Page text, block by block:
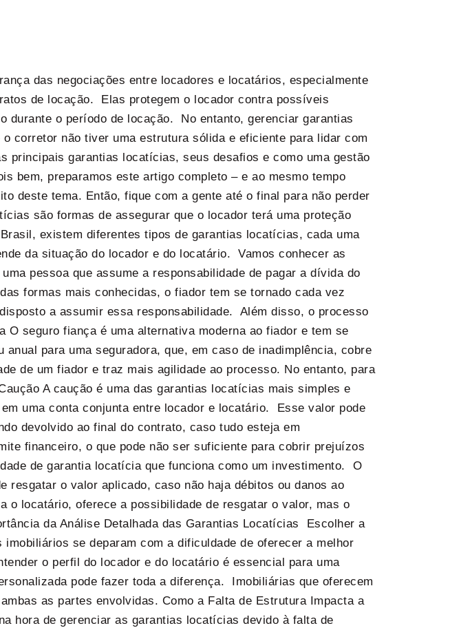
das negociações entre locadores e locatários, especialmente
de locação. Elas protegem o locador contra possíveis
durante o período de locação. No entanto, gerenciar garantias
corretor não tiver uma estrutura sólida e eficiente para lidar com
principais garantias locatícias, seus desafios e como uma gestão
bem, preparamos este artigo completo – e ao mesmo tempo
deste tema. Então, fique com a gente até o final para não perder
são formas de assegurar que o locador terá uma proteção
existem diferentes tipos de garantias locatícias, cada uma
da situação do locador e do locatário. Vamos conhecer as
pessoa que assume a responsabilidade de pagar a dívida do
formas mais conhecidas, o fiador tem se tornado cada vez
a assumir essa responsabilidade. Além disso, o processo
seguro fiança é uma alternativa moderna ao fiador e tem se
para uma seguradora, que, em caso de inadimplência, cobre
de um fiador e traz mais agilidade ao processo. No entanto, para
A caução é uma das garantias locatícias mais simples e
uma conta conjunta entre locador e locatário. Esse valor pode
devolvido ao final do contrato, caso tudo esteja em
financeiro, o que pode não ser suficiente para cobrir prejuízos
de garantia locatícia que funciona como um investimento. O
resgatar o valor aplicado, caso não haja débitos ou danos ao
o locatário, oferece a possibilidade de resgatar o valor, mas o
da Análise Detalhada das Garantias Locatícias Escolher a
se deparam com a dificuldade de oferecer a melhor
o perfil do locador e do locatário é essencial para uma
pode fazer toda a diferença. Imobiliárias que oferecem
as partes envolvidas. Como a Falta de Estrutura Impacta a
hora de gerenciar as garantias locatícias devido à falta de